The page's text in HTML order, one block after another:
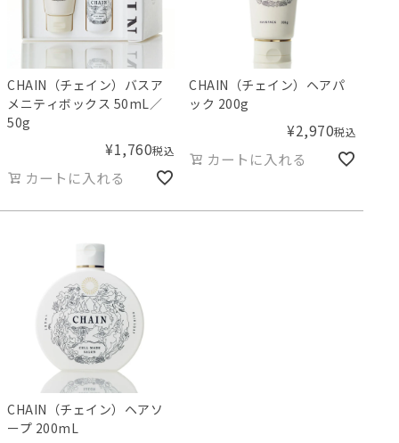
CHAIN（チェイン）バスア
メニティボックス 50mL／
50g
¥1,760税込
カートに入れる
CHAIN（チェイン）ヘアパ
ック 200g
¥2,970税込
カートに入れる
CHAIN（チェイン）ヘアソ
ープ 200mL